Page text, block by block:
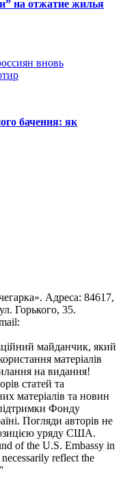
на отжатие жилья
вновь
бачення: як
Адреса: 84617,
Горького, 35.
майданчик, який
матеріалів
на видання!
статей та
матеріалів та новин
Фонду
Погляди авторів не
уряду США.
of the U.S. Embassy in
reflect the